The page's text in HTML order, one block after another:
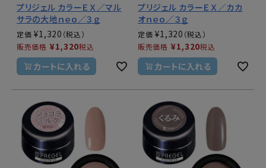
プリジェル カラーＥＸ／マル
サラの大地ｎｅｏ／３ｇ
定価 ¥1,320
販売価格 ¥1,320税込
カートに入れる
プリジェル カラーＥＸ／カカ
オｎｅｏ／３ｇ
定価 ¥1,320
販売価格 ¥1,320税込
カートに入れる